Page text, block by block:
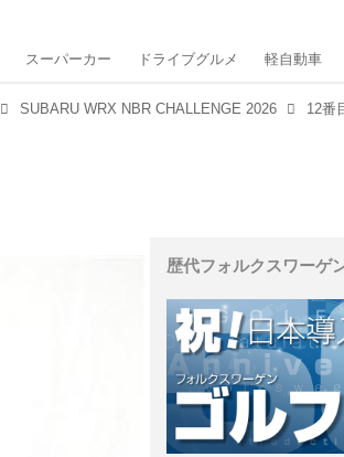
スーパーカー ドライブグルメ 軽自動車
SUBARU WRX NBR CHALLENGE 2026 12番
歴代フォルクスワーゲ